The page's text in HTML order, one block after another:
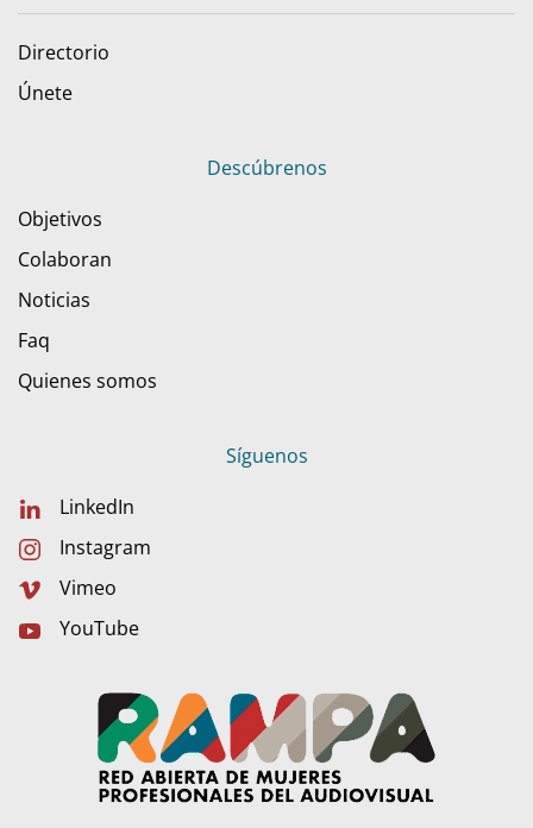
Directorio
Únete
Descúbrenos
Objetivos
Colaboran
Noticias
Faq
Quienes somos
Síguenos
LinkedIn
Instagram
Vimeo
YouTube